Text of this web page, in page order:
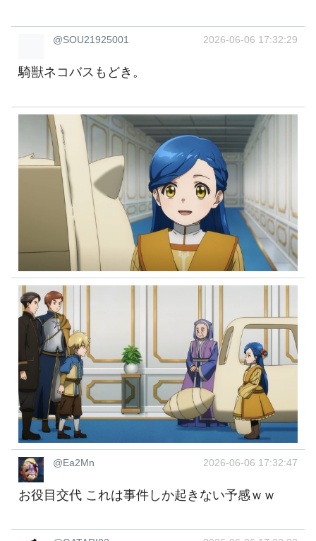
@SOU21925001 2026-06-06 17:32:29
騎獣ネコバスもどき。
@Ea2Mn 2026-06-06 17:32:47
お役目交代 これは事件しか起きない予感ｗｗ